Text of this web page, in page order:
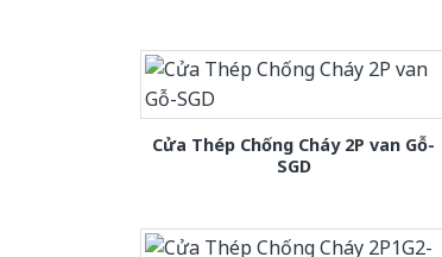
Cửa Thép Chống Cháy 2P van Gỗ-
SGD